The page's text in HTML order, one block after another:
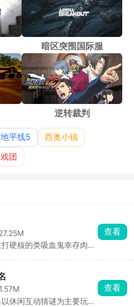
暗区突围国际服
逆转裁判
地平线5
西奥小镇
团
硬核的类吸血鬼幸存肉鸽
到底！游戏摒弃传统远程
制近战交锋，即便拾取法
贴身释放，挑战你的操作
备随机掉落，每一次拾取
查看
休闲互动猜谜为主要玩
查看